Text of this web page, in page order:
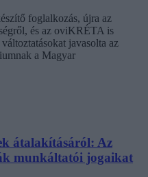
foglalkozás, újra az
és az oviKRÉTA is
javasolta az
a Magyar
átalakításáról: Az
munkáltatói jogaikat